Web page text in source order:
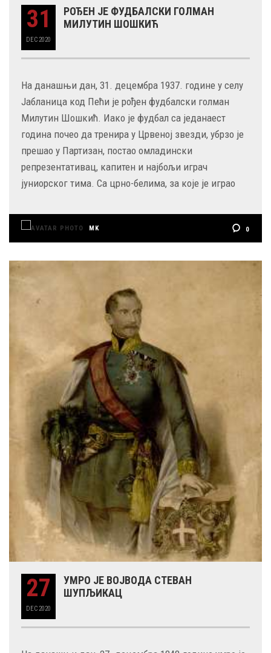
31
DEC 2020
РОЂЕН ЈЕ ФУДБАЛСКИ ГОЛМАН
МИЛУТИН ШОШКИЋ
На данашњи дан, 31. децембра 1937. године у селу
Јабланица код Пећи је рођен фудбалски голман
Милутин Шошкић. Иако је фудбал са једанаест
година почео да тренира у Црвеној звезди, убрзо је
прешао у Партизан, постао омладински
репрезентативац, капитен и најбољи играч
јуниорског тима. Са црно-белима, за које је играо
MK 0
27
DEC 2020
УМРО ЈЕ ВОЈВОДА СТЕВАН
ШУПЉИКАЦ